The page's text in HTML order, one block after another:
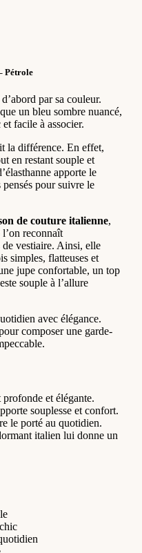
Pétrole
par sa couleur.
un bleu sombre nuancé,
facile à associer.
la différence. En effet,
en restant souple et
apporte le
pour suivre le
de couture italienne,
reconnaît
de vestiaire. Ainsi, elle
simples, flatteuses et
jupe confortable, un top
souple à l’allure
avec élégance.
composer une garde-
profonde et élégante.
souplesse et confort.
le porté au quotidien.
italien lui donne un